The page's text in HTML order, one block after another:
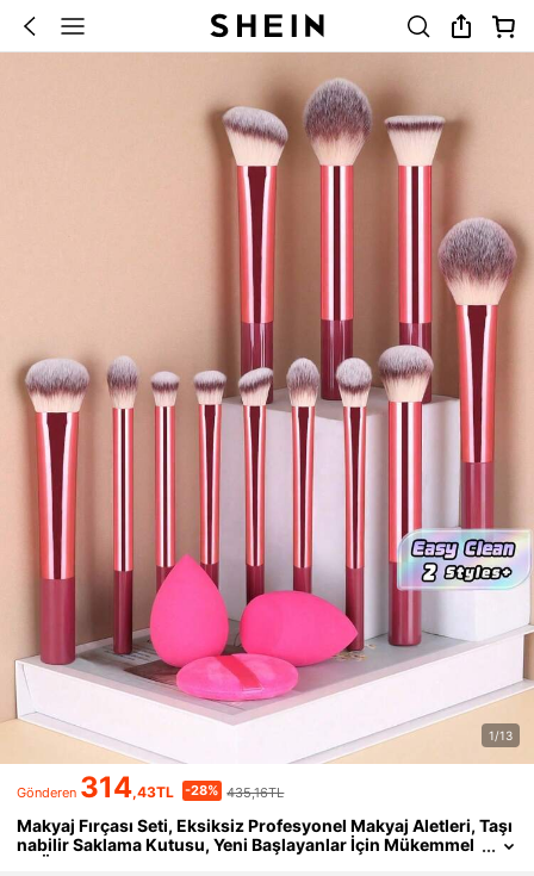
1/13
Gönderen 314,43TL -28% 435,16TL
Makyaj Fırçası Seti, Eksiksiz Profesyonel Makyaj Aletleri, Taşı
nabilir Saklama Kutusu, Yeni Başlayanlar İçin Mükemmel
ve Özel Gün Hediye Kutusu